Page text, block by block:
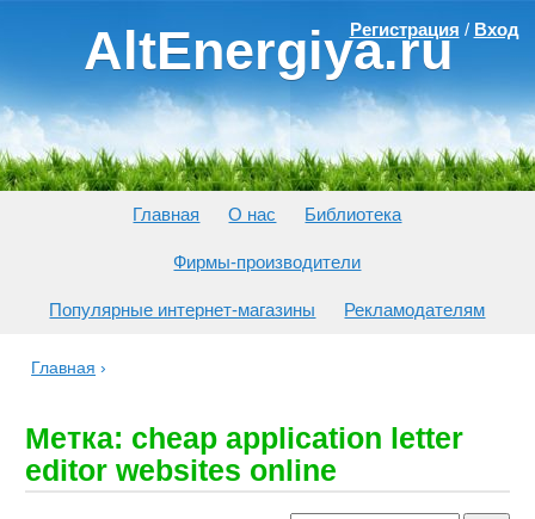
AltEnergiya.ru
Регистрация / Вход
Главная О нас Библиотека
Фирмы-производители
Популярные интернет-магазины Рекламодателям
Главная ›
Метка: cheap application letter
editor websites online